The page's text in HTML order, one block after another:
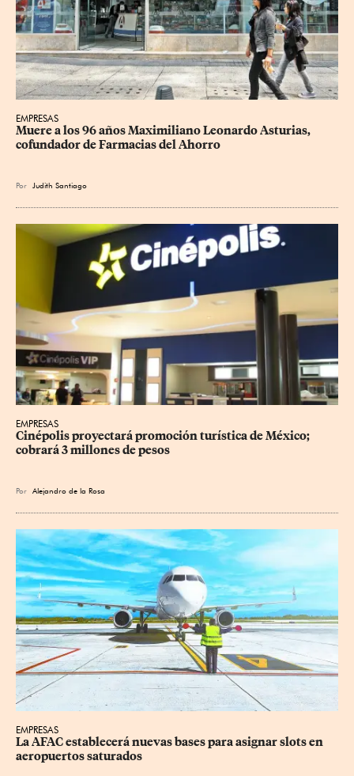
EMPRESAS
Muere a los 96 años Maximiliano Leonardo Asturias,
cofundador de Farmacias del Ahorro
Por Judith Santiago
EMPRESAS
Cinépolis proyectará promoción turística de México;
cobrará 3 millones de pesos
Por Alejandro de la Rosa
EMPRESAS
La AFAC establecerá nuevas bases para asignar slots en
aeropuertos saturados